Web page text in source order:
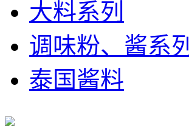
大料系列
调味粉、酱系列
泰国酱料